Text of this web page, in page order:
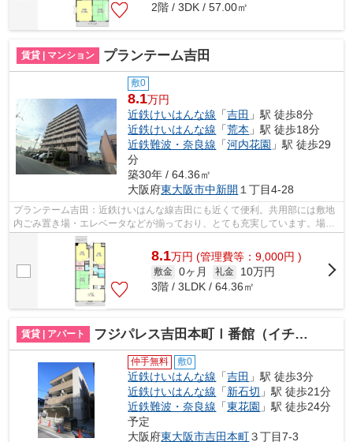
2階 / 3DK / 57.00㎡
賃貸 | マンション プランテーム吉田
敷0
8.1万円
近鉄けいはんな線 「吉田 」駅 徒歩8分
近鉄けいはんな線 「荒本 」駅 徒歩18分
近鉄難波・奈良線 「河内花園 」駅 徒歩29
分
築30年 / 64.36㎡
大阪府東大阪市中新開 １丁目4-28
プランテーム吉田：近鉄けいはんな線吉田にも近くて便利。共用部には敷地
内ごみ置き場・エレベータなどが揃っており、とても充実しています。場所
が平坦なのは、ランニングをする上で...
8.1万円 (管理費等：9,000円 )
敷金 0ヶ月 礼金
10万円
3階 / 3LDK / 64.36㎡
賃貸 | アパート フジパレス吉田本町Ⅰ番館（イチバンカン）
仲手無料 敷0
近鉄けいはんな線 「吉田 」駅 徒歩3分
近鉄けいはんな線 「新石切 」駅 徒歩21分
近鉄難波・奈良線 「東花園 」駅 徒歩24分
予定
大阪府東大阪市吉田本町３丁目7-3